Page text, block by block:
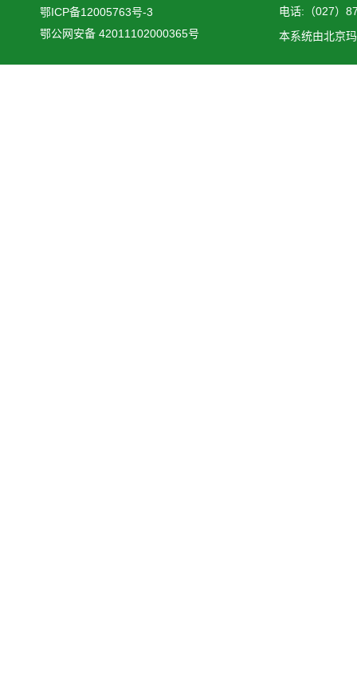
鄂ICP备12005763号-3
鄂公网安备 42011102000365号
电话:（027）
本系统由北京